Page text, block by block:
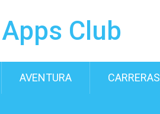
Club
AVENTURA CARRERAS